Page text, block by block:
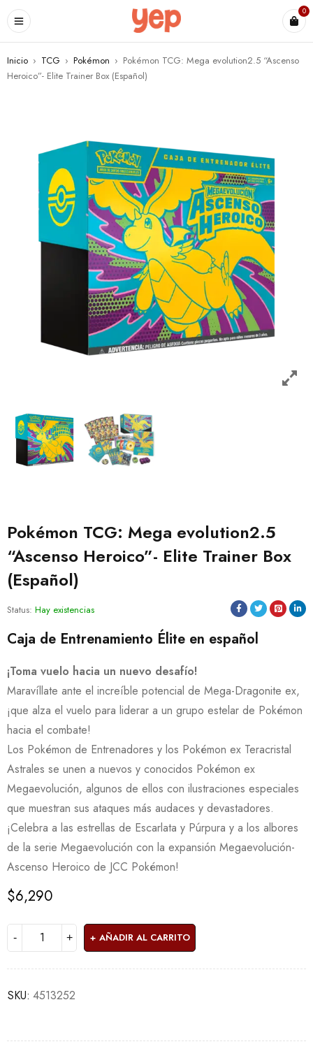
0
Inicio › TCG › Pokémon › Pokémon TCG: Mega evolution2.5 “Ascenso
Heroico”- Elite Trainer Box (Español)
Pokémon TCG: Mega evolution2.5
“Ascenso Heroico”- Elite Trainer Box
(Español)
Status: Hay existencias
Caja de Entrenamiento Élite en español
¡Toma vuelo hacia un nuevo desafío!
Maravíllate ante el increíble potencial de Mega-Dragonite ex,
¡que alza el vuelo para liderar a un grupo estelar de Pokémon
hacia el combate!
Los Pokémon de Entrenadores y los Pokémon ex Teracristal
Astrales se unen a nuevos y conocidos Pokémon ex
Megaevolución, algunos de ellos con ilustraciones especiales
que muestran sus ataques más audaces y devastadores.
¡Celebra a las estrellas de Escarlata y Púrpura y a los albores
de la serie Megaevolución con la expansión Megaevolución-
Ascenso Heroico de JCC Pokémon!
$6,290
AÑADIR AL CARRITO
SKU: 4513252